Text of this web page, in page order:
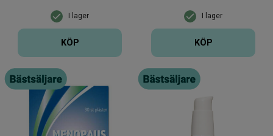
I lager
KÖP
I lager
KÖP